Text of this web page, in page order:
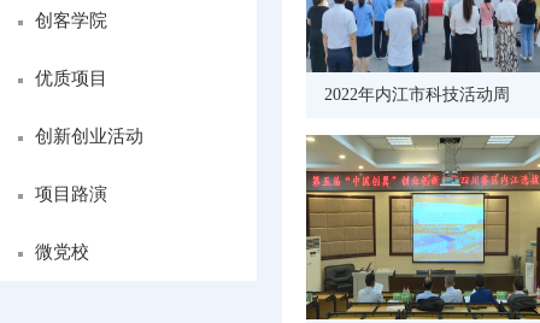
创客学院
优质项目
创新创业活动
项目路演
微党校
2022年内江市科技活动周